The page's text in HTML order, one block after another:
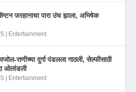
फरहानाचा पारा उंच झाला, अभिषेक
| Entertainment
राणीच्या दुर्गा पंडलला गाठली, सेल्फीसाठी
ओलांडली
| Entertainment